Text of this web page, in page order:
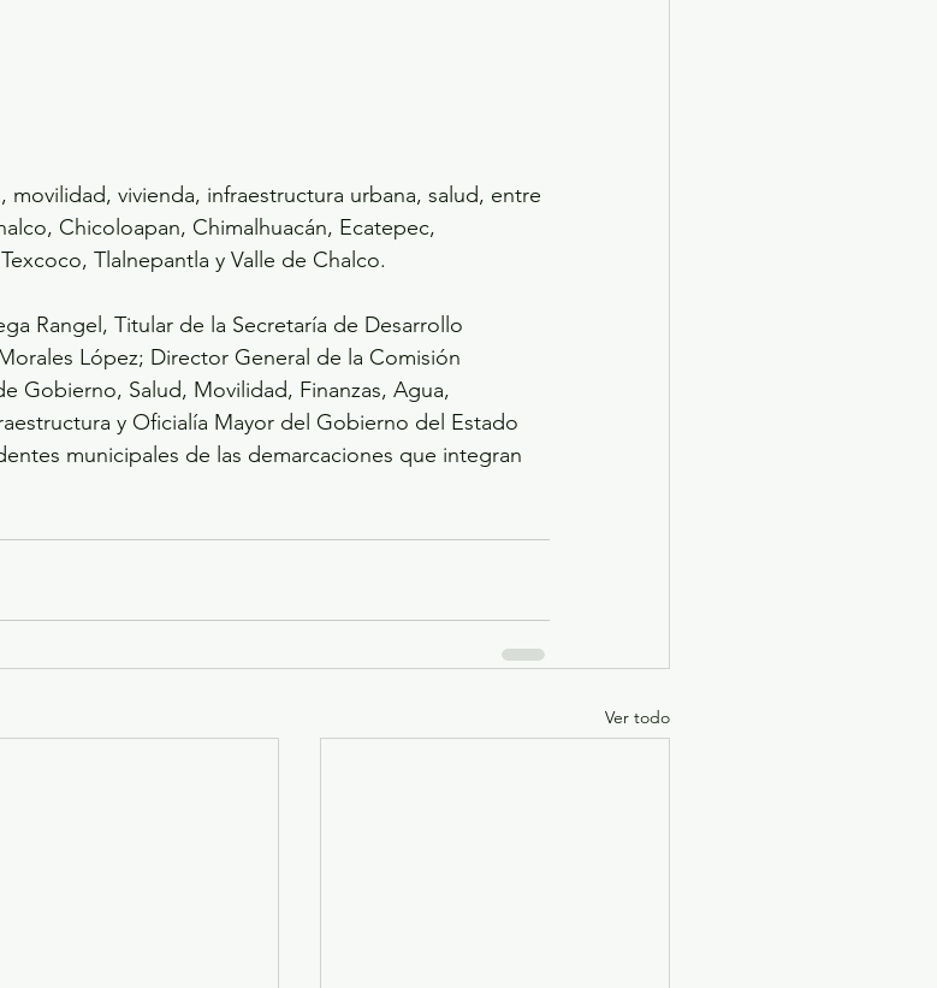
vivienda, infraestructura urbana, salud, entre
Chicoloapan, Chimalhuacán, Ecatepec,
Tlalnepantla y Valle de Chalco.
Rangel, Titular de la Secretaría de Desarrollo
López; Director General de la Comisión
Gobierno, Salud, Movilidad, Finanzas, Agua,
y Oficialía Mayor del Gobierno del Estado
municipales de las demarcaciones que integran
Ver todo